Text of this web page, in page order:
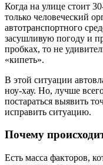
Когда на улице стоит
только человеческий
автотранспортного
засушливую погоду и
пробках, то не
«кипеть».
В этой ситуации
ноу-хау. Но, лучше
постараться выявить
исправить ситуацию.
Почему
Есть масса факторов,